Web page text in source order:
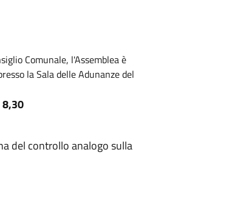
Comunale, l'Assemblea è
la Sala delle Adunanze del
del controllo analogo sulla